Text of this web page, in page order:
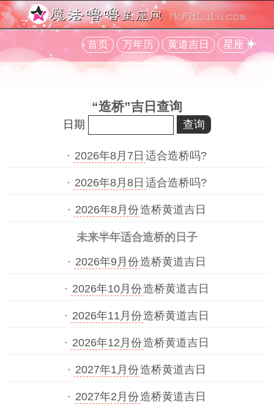
首页 万年历 黄道吉日 星座
“造桥”吉日查询
日期
· 2026年8月7日 适合造桥吗?
· 2026年8月8日 适合造桥吗?
· 2026年8月份造桥黄道吉日
未来半年适合造桥的日子
· 2026年9月份造桥黄道吉日
· 2026年10月份造桥黄道吉日
· 2026年11月份造桥黄道吉日
· 2026年12月份造桥黄道吉日
· 2027年1月份造桥黄道吉日
· 2027年2月份造桥黄道吉日